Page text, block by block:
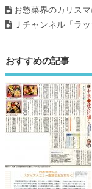
お惣菜界のカリス
Ｊチャンネル「ラ
おすすめの記事